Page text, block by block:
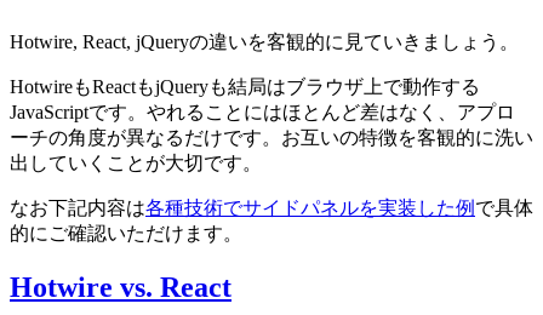
Hotwire, React, jQueryの違いを客観的に見ていきましょう。
HotwireもReactもjQueryも結局はブラウザ上で動作する
JavaScriptです。やれることにはほとんど差はなく、アプロ
ーチの角度が異なるだけです。お互いの特徴を客観的に洗い
出していくことが大切です。
なお下記内容は各種技術でサイドパネルを実装した例 で具体
的にご確認いただけます。
Hotwire vs. React